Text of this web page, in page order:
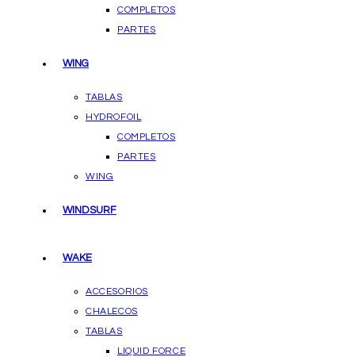
COMPLETOS
PARTES
WING
TABLAS
HYDROFOIL
COMPLETOS
PARTES
WING
WINDSURF
WAKE
ACCESORIOS
CHALECOS
TABLAS
LIQUID FORCE